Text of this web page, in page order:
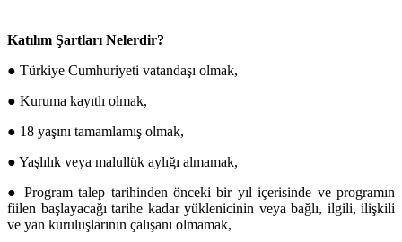
Katılım Şartları Nelerdir?
● Türkiye Cumhuriyeti vatandaşı olmak,
● Kuruma kayıtlı olmak,
● 18 yaşını tamamlamış olmak,
● Yaşlılık veya malullük aylığı almamak,
● Program talep tarihinden önceki bir yıl içerisinde ve programın
fiilen başlayacağı tarihe kadar yüklenicinin veya bağlı, ilgili, ilişkili
ve yan kuruluşlarının çalışanı olmamak,